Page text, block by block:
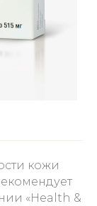
кожи
«Health &